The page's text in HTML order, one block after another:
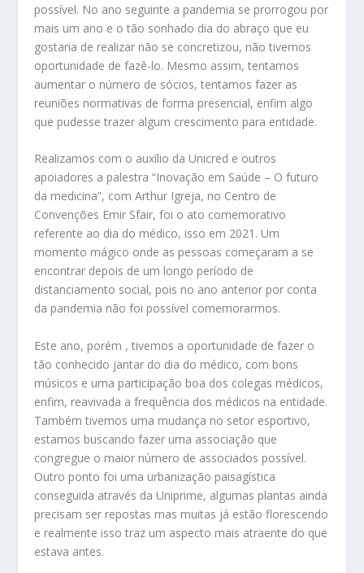
possível. No ano seguinte a pandemia se prorrogou por
mais um ano e o tão sonhado dia do abraço que eu
gostaria de realizar não se concretizou, não tivemos
oportunidade de fazê-lo. Mesmo assim, tentamos
aumentar o número de sócios, tentamos fazer as
reuniões normativas de forma presencial, enfim algo
que pudesse trazer algum crescimento para entidade.
Realizamos com o auxílio da Unicred e outros
apoiadores a palestra “Inovação em Saúde – O futuro
da medicina”, com Arthur Igreja, no Centro de
Convenções Emir Sfair, foi o ato comemorativo
referente ao dia do médico, isso em 2021. Um
momento mágico onde as pessoas começaram a se
encontrar depois de um longo período de
distanciamento social, pois no ano anterior por conta
da pandemia não foi possível comemorarmos.
Este ano, porém , tivemos a oportunidade de fazer o
tão conhecido jantar do dia do médico, com bons
músicos e uma participação boa dos colegas médicos,
enfim, reavivada a frequência dos médicos na entidade.
Também tivemos uma mudança no setor esportivo,
estamos buscando fazer uma associação que
congregue o maior número de associados possível.
Outro ponto foi uma urbanização paisagística
conseguida através da Uniprime, algumas plantas ainda
precisam ser repostas mas muitas já estão florescendo
e realmente isso traz um aspecto mais atraente do que
estava antes.